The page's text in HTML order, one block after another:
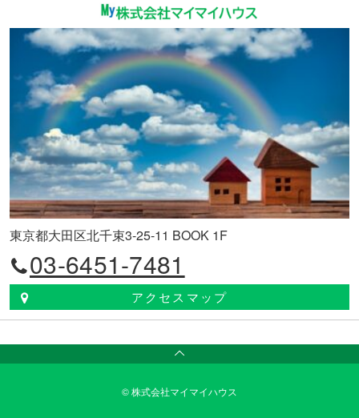
東京都大田区北千束3-25-11 BOOK 1F
03-6451-7481
アクセスマップ
© 株式会社マイマイハウス